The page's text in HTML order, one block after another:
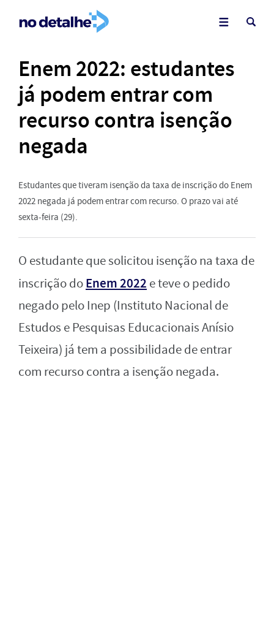
Enem 2022: estudantes
já podem entrar com
recurso contra isenção
negada
Estudantes que tiveram isenção da taxa de inscrição do Enem
2022 negada já podem entrar com recurso. O prazo vai até
sexta-feira (29).
O estudante que solicitou isenção na taxa de
inscrição doEnem 2022 e teve o pedido
negado pelo Inep (Instituto Nacional de
Estudos e Pesquisas Educacionais Anísio
Teixeira) já tem a possibilidade de entrar
com recurso contra a isenção negada.